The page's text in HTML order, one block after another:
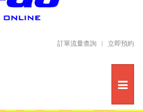
訂單流量查詢 立即預約